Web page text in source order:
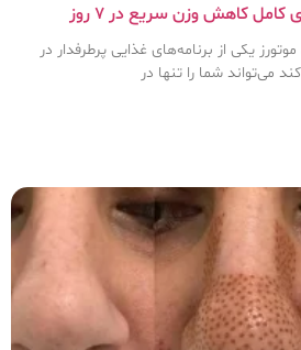
کامل کاهش وزن سریع در ۷ روز
یکی از برنامه‌های غذایی پرطرفدار در
می‌تواند شما را تنها در